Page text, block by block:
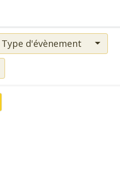
Type d'évènement